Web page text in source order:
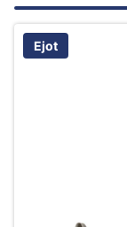
Ejot